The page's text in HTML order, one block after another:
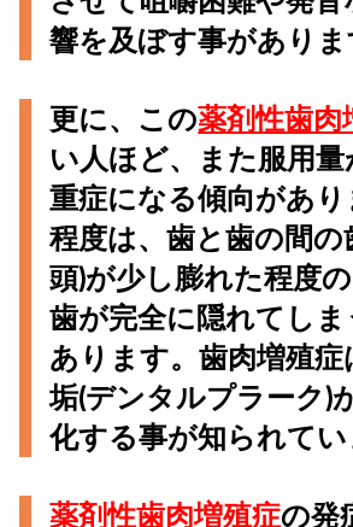
響を及ぼす事がありま
更に、この薬剤性歯
い人ほど、また服用
重症になる傾向があ
程度は、歯と歯の間
頭)が少し膨れた程度
歯が完全に隠れてし
あります。歯肉増殖
垢(デンタルプラーク)
化する事が知られてい
薬剤性歯肉増殖症の発